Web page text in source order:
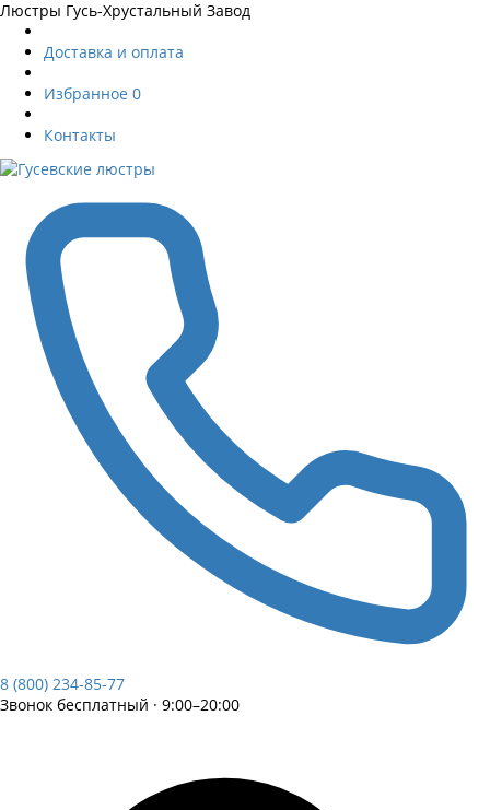
Люстры Гусь-Хрустальный Завод
Доставка и оплата
Избранное 0
Контакты
8 (800) 234-85-77
Звонок бесплатный · 9:00–20:00